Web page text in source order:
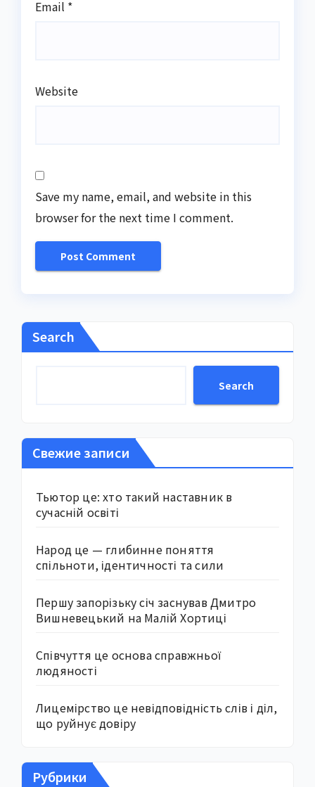
Email *
Website
Save my name, email, and website in this
browser for the next time I comment.
Search
Search
Свежие записи
Тьютор це: хто такий наставник в
сучасній освіті
Народ це — глибинне поняття
спільноти, ідентичності та сили
Першу запорізьку січ заснував Дмитро
Вишневецький на Малій Хортиці
Співчуття це основа справжньої
людяності
Лицемірство це невідповідність слів і діл,
що руйнує довіру
Рубрики